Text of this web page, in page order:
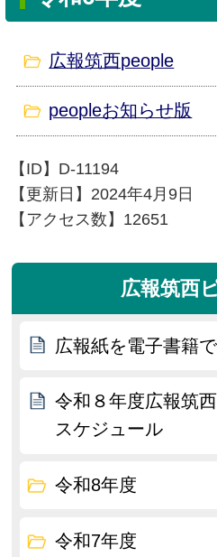
広報筑西people
peopleお知らせ版
【ID】 D-11194
【更新日】 2024年4月9日
【アクセス数】 12651
広報筑西
広報紙を電子書籍
令和８年度広報筑
スケジュール
令和8年度
令和7年度